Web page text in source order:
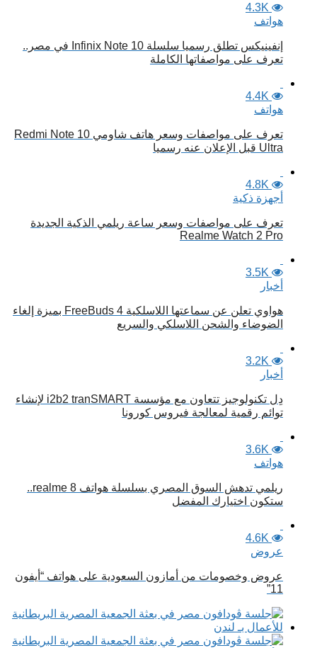
4.3K
هواتف
إنفينيكس تطلق رسميا سلسلة Infinix Note 10 في مصر..
تعرف على مواصفاتها الكاملة
4.4K
هواتف
تعرف على مواصفات وسعر هاتف شاومي Redmi Note 10
Ultra قبل الإعلان عنه رسميا
4.8K
أجهزة ذكية
تعرف على مواصفات وسعر ساعة ريلمي الذكية الجديدة
Realme Watch 2 Pro
3.5K
أخبار
هواوي تعلن عن سماعتها اللاسلكية FreeBuds 4 بميزة إلغاء
الضوضاء والشحن اللاسلكي والسريع
3.2K
أخبار
دِل تكنولوجيز تتعاون مع مؤسسة i2b2 tranSMART لإنشاء
توائم رقمية لمعالجة فيروس كورونا
3.6K
هواتف
ريلمي تدهش السوق المصري بسلسلة هواتف realme 8..
ستكون اختيارك المفضل
4.6K
عروض
عروض وخصومات من أمازون السعودية على هواتف “أيفون
11”